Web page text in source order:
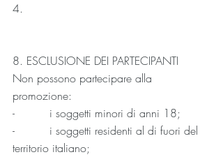
4.
8. ESCLUSIONE DEI PARTECIPANTI
Non possono partecipare alla
promozione:
-          i soggetti minori di anni 18;
-          i soggetti residenti al di fuori del
territorio italiano;